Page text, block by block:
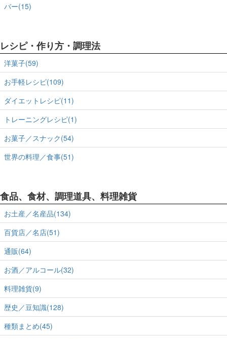
バー(15)
レシピ・作り方・調理法
洋菓子(59)
お手軽レシピ(109)
ダイエットレシピ(11)
トレーニングレシピ(1)
お菓子／スナック(54)
世界の料理／食事(51)
食品、食材、調理道具、料理雑貨
お土産／名産品(134)
百貨店／名店(51)
通販(64)
お酒／アルコール(32)
料理雑貨(9)
歴史／豆知識(128)
種類まとめ(45)